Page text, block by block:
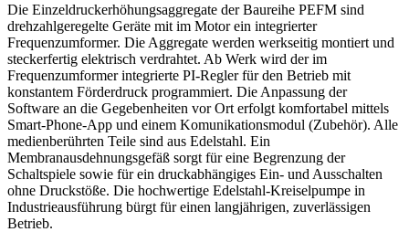
Die Einzeldruckerhöhungsaggregate der Baureihe PEFM sind
drehzahlgeregelte Geräte mit im Motor ein integrierter
Frequenzumformer. Die Aggregate werden werkseitig montiert und
steckerfertig elektrisch verdrahtet. Ab Werk wird der im
Frequenzumformer integrierte PI-Regler für den Betrieb mit
konstantem Förderdruck programmiert. Die Anpassung der
Software an die Gegebenheiten vor Ort erfolgt komfortabel mittels
Smart-Phone-App und einem Komunikationsmodul (Zubehör). Alle
medienberührten Teile sind aus Edelstahl. Ein
Membranausdehnungsgefäß sorgt für eine Begrenzung der
Schaltspiele sowie für ein druckabhängiges Ein- und Ausschalten
ohne Druckstöße. Die hochwertige Edelstahl-Kreiselpumpe in
Industrieausführung bürgt für einen langjährigen, zuverlässigen
Betrieb.